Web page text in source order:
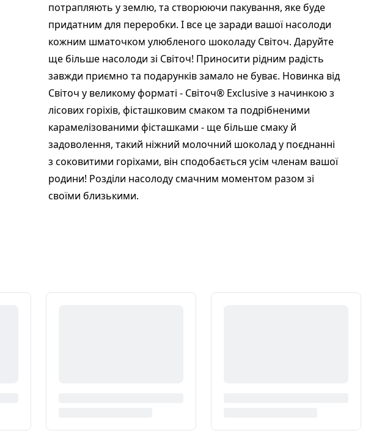
потрапляють у землю, та створюючи пакування, яке буде
придатним для переробки. І все це заради вашої насолоди
кожним шматочком улюбленого шоколаду Світоч. Даруйте
ще більше насолоди зі Світоч! Приносити рідним радість
завжди приємно та подарунків замало не буває. Новинка від
Світоч у великому форматі - Світоч® Exclusive з начинкою з
лісових горіхів, фісташковим смаком та подрібненими
карамелізованими фісташками - ще більше смаку й
задоволення, такий ніжний молочний шоколад у поєднанні
з соковитими горіхами, він сподобається усім членам вашої
родини! Розділи насолоду смачним моментом разом зі
своїми близькими.